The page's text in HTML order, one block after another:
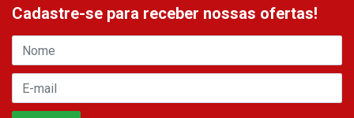
Cadastre-se para receber nossas ofertas!